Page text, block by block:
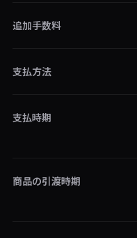
追加手数料
支払方法
支払時期
商品の引渡時期